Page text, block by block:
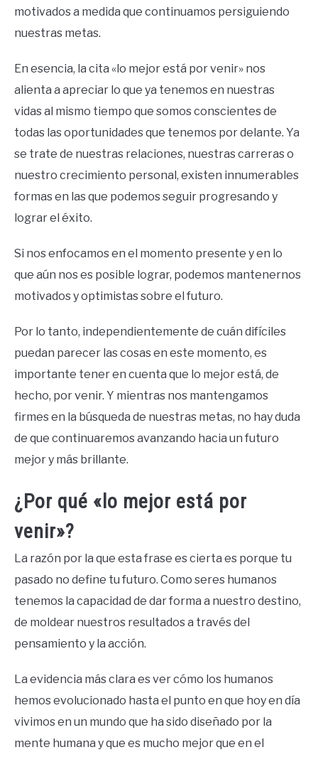
motivados a medida que continuamos persiguiendo
nuestras metas.
En esencia, la cita «lo mejor está por venir» nos
alienta a apreciar lo que ya tenemos en nuestras
vidas al mismo tiempo que somos conscientes de
todas las oportunidades que tenemos por delante. Ya
se trate de nuestras relaciones, nuestras carreras o
nuestro crecimiento personal, existen innumerables
formas en las que podemos seguir progresando y
lograr el éxito.
Si nos enfocamos en el momento presente y en lo
que aún nos es posible lograr, podemos mantenernos
motivados y optimistas sobre el futuro.
Por lo tanto, independientemente de cuán difíciles
puedan parecer las cosas en este momento, es
importante tener en cuenta que lo mejor está, de
hecho, por venir. Y mientras nos mantengamos
firmes en la búsqueda de nuestras metas, no hay duda
de que continuaremos avanzando hacia un futuro
mejor y más brillante.
¿Por qué «lo mejor está por
venir»?
La razón por la que esta frase es cierta es porque tu
pasado no define tu futuro. Como seres humanos
tenemos la capacidad de dar forma a nuestro destino,
de moldear nuestros resultados a través del
pensamiento y la acción.
La evidencia más clara es ver cómo los humanos
hemos evolucionado hasta el punto en que hoy en día
vivimos en un mundo que ha sido diseñado por la
mente humana y que es mucho mejor que en el